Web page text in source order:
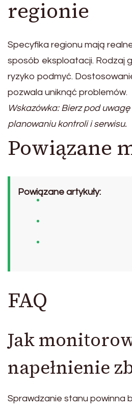
regionie
Specyfika regionu mają
sposób eksploatacji. Rodzaj
ryzyko podmyć.
pozwala uniknąć problemów.
Wskazówka: Bierz pod
planowaniu kontroli i serwisu.
Powiązane
Powiązane artykuły:
FAQ
Jak
napełnienie
Sprawdzanie stanu powinna